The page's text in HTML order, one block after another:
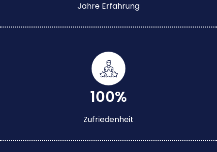
Jahre Erfahrung
100%
Zufriedenheit